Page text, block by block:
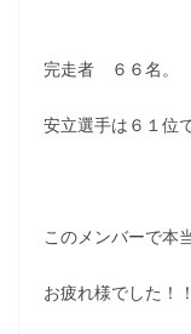
完走者 ６６名。
安立選手は６１位
このメンバーで本
お疲れ様でした！！